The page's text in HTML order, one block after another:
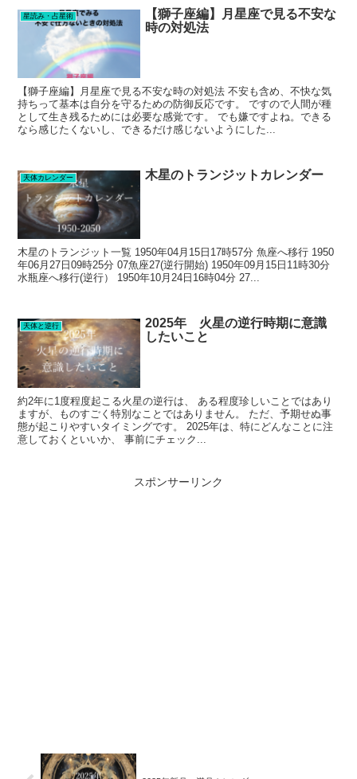
星読み・占星術
【獅子座編】月星座で見る不安な
時の対処法
【獅子座編】月星座で見る不安な時の対処法 不安も含め、不快な気
持ちって基本は自分を守るための防御反応です。 ですので人間が種
として生き残るためには必要な感覚です。 でも嫌ですよね。できる
なら感じたくないし、できるだけ感じないようにした...
天体カレンダー 木星のトランジットカレンダー
木星のトランジット一覧 1950年04月15日17時57分 魚座へ移行 1950
年06月27日09時25分 07魚座27(逆行開始) 1950年09月15日11時30分
水瓶座へ移行(逆行） 1950年10月24日16時04分 27...
天体と逆行
2025年 火星の逆行時期に意識
したいこと
約2年に1度程度起こる火星の逆行は、 ある程度珍しいことではあり
ますが、ものすごく特別なことではありません。 ただ、予期せぬ事
態が起こりやすいタイミングです。 2025年は、特にどんなことに注
意しておくといいか、 事前にチェック...
スポンサーリンク